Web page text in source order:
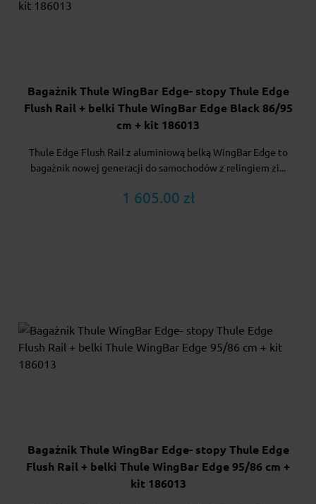
Bagażnik Thule WingBar Edge- stopy Thule Edge
Flush Rail + belki Thule WingBar Edge Black 86/95
cm + kit 186013
Thule Edge Flush Rail z aluminiową belką WingBar Edge to
bagażnik nowej generacji do samochodów z relingiem zi...
1 605.00 zł
Bagażnik Thule WingBar Edge- stopy Thule Edge
Flush Rail + belki Thule WingBar Edge 95/86 cm +
kit 186013